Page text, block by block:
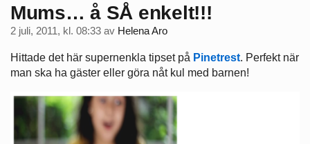
Mums… å SÅ enkelt!!!
2 juli, 2011, kl. 08:33 av Helena Aro
Hittade det här supernenkla tipset på Pinetrest. Perfekt när
man ska ha gäster eller göra nåt kul med barnen!